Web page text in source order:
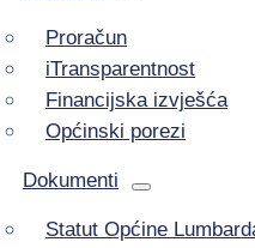
Proračun
iTransparentnost
Financijska izvješća
Općinski porezi
Dokumenti
Statut Općine